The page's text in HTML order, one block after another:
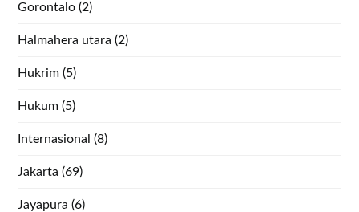
Gorontalo (2)
Halmahera utara (2)
Hukrim (5)
Hukum (5)
Internasional (8)
Jakarta (69)
Jayapura (6)